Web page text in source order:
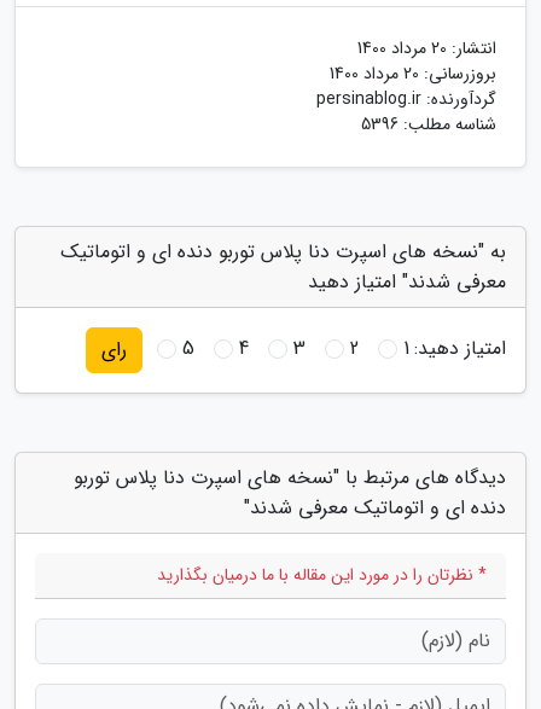
انتشار: 20 مرداد 1400
بروزرسانی: 20 مرداد 1400
گردآورنده: persinablog.ir
شناسه مطلب: 5396
به "نسخه های اسپرت دنا پلاس توربو دنده ای و اتوماتیک
معرفی شدند" امتیاز دهید
امتیاز دهید:1
2
3
4
5 رای
دیدگاه های مرتبط با "نسخه های اسپرت دنا پلاس توربو
دنده ای و اتوماتیک معرفی شدند"
* نظرتان را در مورد این مقاله با ما درمیان بگذارید